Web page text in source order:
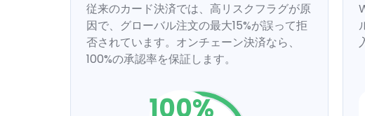
従来のカード決済では、高リスクフラグが原
因で、グローバル注文の最大15%が誤って拒
否されています。オンチェーン決済なら、
100%の承認率を保証します。
100%